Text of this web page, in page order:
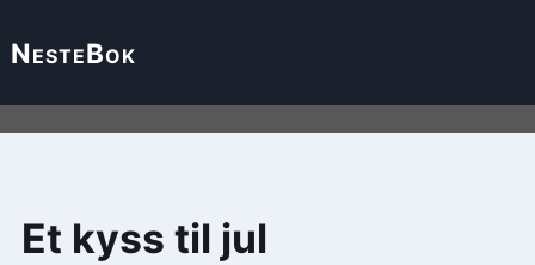
NesteBok
Et kyss til jul